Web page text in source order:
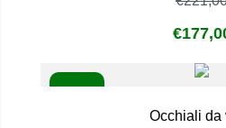
€
Occhiali da